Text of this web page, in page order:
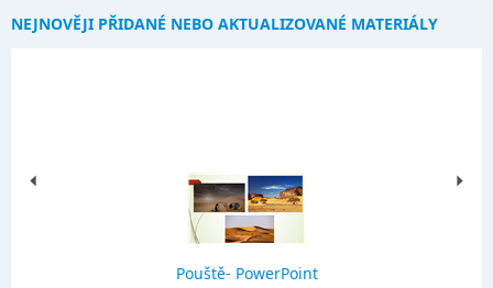
NEJNOVĚJI PŘIDANÉ NEBO AKTUALIZOVANÉ MATERIÁLY
Pouště- PowerPoint